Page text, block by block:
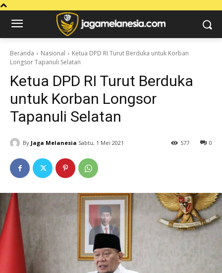
Beranda Nasional
Ketua DPD RI Turut Berduka untuk Korban
Longsor Tapanuli Selatan
Ketua DPD RI Turut Berduka
untuk Korban Longsor
Tapanuli Selatan
By Jaga Melanesia Sabtu, 1 Mei 2021 0
577